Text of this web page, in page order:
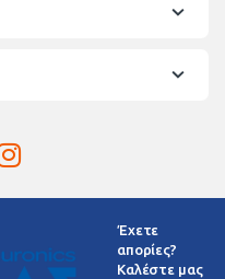
Έχετε
απορίες?
Καλέστε μας